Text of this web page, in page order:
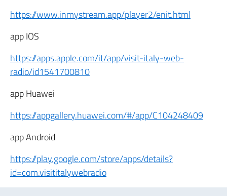
https://www.inmystream.app/player2/enit.html
app IOS
https://apps.apple.com/it/app/visit-italy-web-
radio/id1541700810
app Huawei
https://appgallery.huawei.com/#/app/C104248409
app Android
https://play.google.com/store/apps/details?
id=com.visititalywebradio